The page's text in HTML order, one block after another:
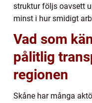
struktur följs oavsett
minst i hur smidigt
Vad som
pålitlig
regionen
Skåne har många